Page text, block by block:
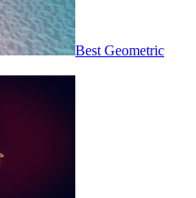
Best Geometric